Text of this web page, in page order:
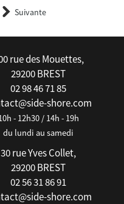
(current)Suivante
rue des Mouettes,
29200 BREST
02 98 46 71 85
shore.com
- 12h30 / 14h - 19h
du lundi au samedi
30 rue Yves Collet,
29200 BREST
02 56 31 86 91
shore.com